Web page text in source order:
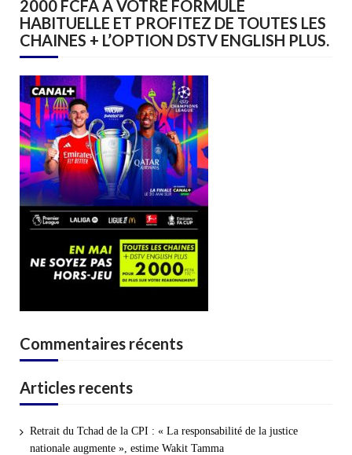
2000 FCFA A VOTRE FORMULE
HABITUELLE ET PROFITEZ DE TOUTES LES
CHAINES + L’OPTION DSTV ENGLISH PLUS.
Commentaires récents
Articles recents
Retrait du Tchad de la CPI : « La responsabilité de la justice
nationale augmente », estime Wakit Tamma